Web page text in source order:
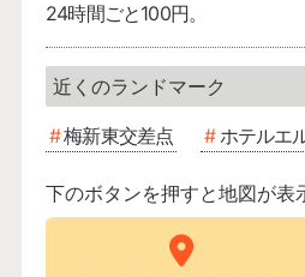
24時間ごと100円。
梅新東交差点 ホテルエ
下のボタンを押すと地図が表